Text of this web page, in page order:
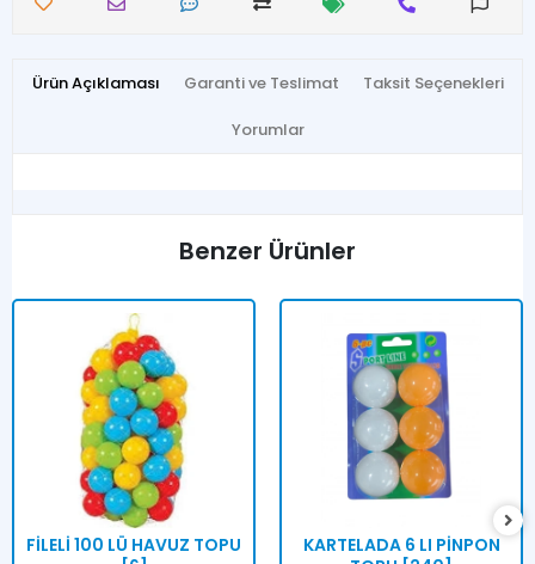
Ürün Açıklaması Garanti ve Teslimat Taksit Seçenekleri
Yorumlar
Benzer Ürünler
FİLELİ 100 LÜ HAVUZ TOPU
KARTELADA 6 LI PİNPON